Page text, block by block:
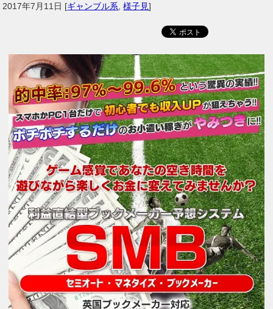
2017年7月11日 [ギャンブル系 ,様子見]